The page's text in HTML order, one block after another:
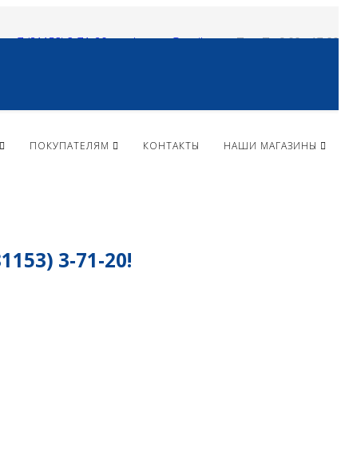
+ 7 (81153) 3-71-20 vlparma@mail.ru Пн - Пт 9:00 - 17:00
ПОКУПАТЕЛЯМ КОНТАКТЫ НАШИ МАГАЗИНЫ
3-71-20!